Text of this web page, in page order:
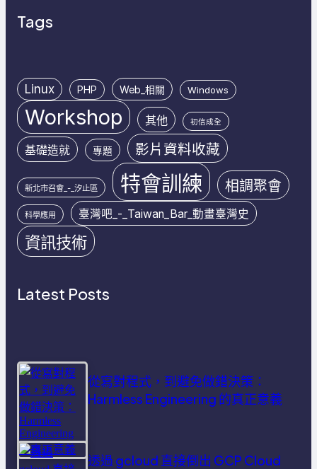
Tags
Linux PHP Web_相關 Windows
Workshop 其他 初信成全
基礎造就 專題 影片資料收藏
新北市召會_-_汐止區 特會訓練 相調聚會
科學應用 臺灣吧_-_Taiwan_Bar_動畫臺灣史
資訊技術
Latest Posts
從寫對程式，到避免做錯決策：
Harmless Engineering 的真正意義
透過 gcloud 直接倒出 GCP Cloud